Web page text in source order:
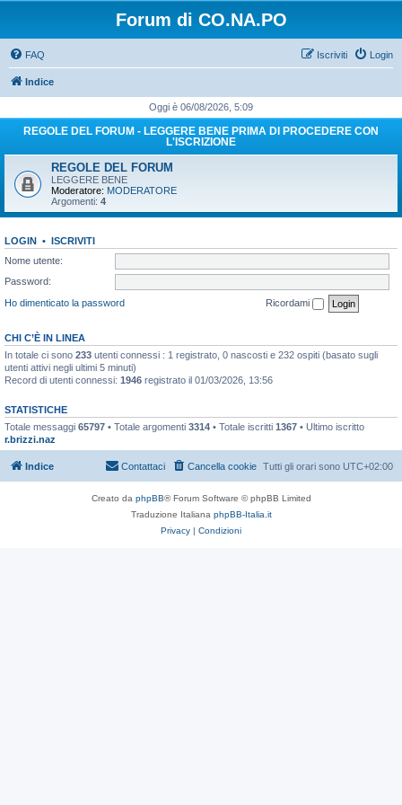
Forum di CO.NA.PO
FAQ Login
Iscriviti
Indice
Oggi è 06/08/2026, 5:09
REGOLE DEL FORUM - LEGGERE BENE PRIMA DI PROCEDERE CON
L'ISCRIZIONE
REGOLE DEL FORUM
LEGGERE BENE
Moderatore: MODERATORE
Argomenti: 4
LOGIN • ISCRIVITI
Nome utente:
Password:
Ho dimenticato la password
Ricordami
CHI C’È IN LINEA
In totale ci sono 233 utenti connessi : 1 registrato, 0 nascosti e 232 ospiti (basato sugli
utenti attivi negli ultimi 5 minuti)
Record di utenti connessi: 1946 registrato il 01/03/2026, 13:56
STATISTICHE
Totale messaggi 65797 • Totale argomenti 3314 • Totale iscritti 1367 • Ultimo iscritto
r.brizzi.naz
Indice Tutti gli orari sono UTC+02:00
Cancella cookie
Contattaci
Creato da phpBB® Forum Software © phpBB Limited
Traduzione Italiana phpBB-Italia.it
Privacy | Condizioni